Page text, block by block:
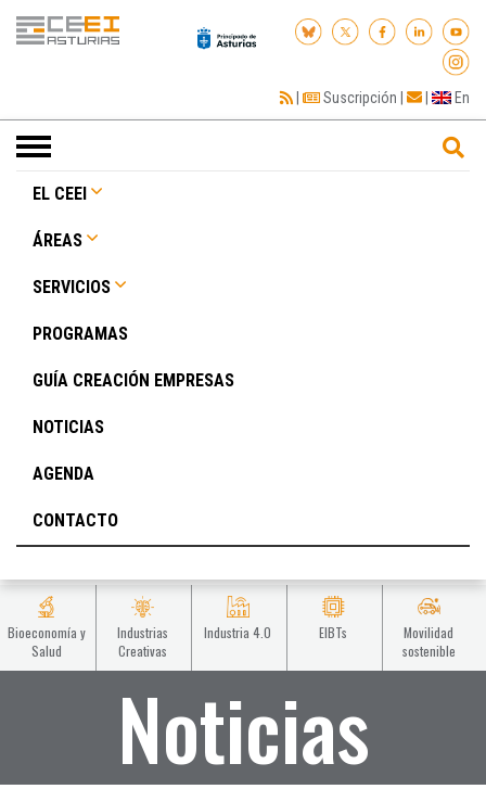
| Suscripción | | En
Toggle
navigation
EL CEEI
ÁREAS
SERVICIOS
PROGRAMAS
GUÍA CREACIÓN EMPRESAS
NOTICIAS
AGENDA
CONTACTO
Bioeconomía y
Salud
Industrias
Creativas
Industria 4.0 EIBTs
Movilidad
sostenible
Noticias